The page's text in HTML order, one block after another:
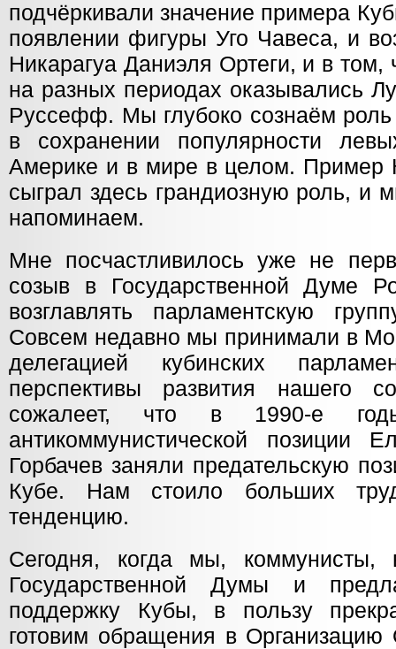
подчёркивали значение примера
появлении фигуры Уго Чавеса, и
Никарагуа Даниэля Ортеги, и в том,
на разных периодах оказывались
Руссефф. Мы глубоко сознаём роль
в сохранении популярности
Америке и в мире в целом. Пример
сыграл здесь грандиозную роль, и
напоминаем.
Мне посчастливилось уже не
созыв в Государственной Думе
возглавлять парламентскую
Совсем недавно мы принимали в
делегацией кубинских
перспективы развития нашего
сожалеет, что в 1990-е
антикоммунистической
Горбачев заняли предательскую
Кубе. Нам стоило больших
тенденцию.
Сегодня, когда мы, коммунисты,
Государственной Думы и
поддержку Кубы, в пользу
готовим обращения в